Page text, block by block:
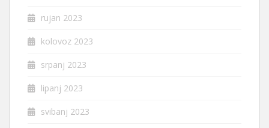
rujan 2023
kolovoz 2023
srpanj 2023
lipanj 2023
svibanj 2023